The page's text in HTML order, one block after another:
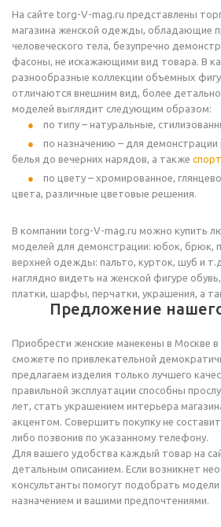
На сайте torg-V-mag.ru представлены
магазина женской одежды, обладающие
человеческого тела, безупречно
фасоны, не искажающими вид товара. В
разнообразные коллекции объемных
отличаются внешним вид, более
моделей выглядит следующим образом:
по типу – натуральные,
по назначению – для
белья до вечерних нарядов, а также
по цвету – хромированное,
цвета, различные цветовые решения.
В компании torg-V-mag.ru можно купить
моделей для демонстрации: юбок, брюк,
верхней одежды: пальто, курток, шуб и
наглядно видеть на женской фигуре
платки, шарфы, перчатки, украшения, а
Предложение
Приобрести женские манекены в Москве
сможете по привлекательной
предлагаем изделия только лучшего
правильной эксплуатации способны
лет, стать украшением интерьера
акцентом. Совершить покупку не
либо позвонив по указанному телефону.
Для вашего удобства каждый товар на
детальным описанием. Если возникнет
консультанты помогут подобрать модели
назначением и вашими предпочтениями.